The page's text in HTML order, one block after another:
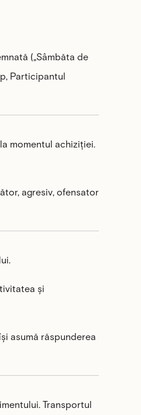
(„Sâmbăta de
Participantul
momentul achiziției.
agresiv, ofensator
și
asumă răspunderea
Transportul